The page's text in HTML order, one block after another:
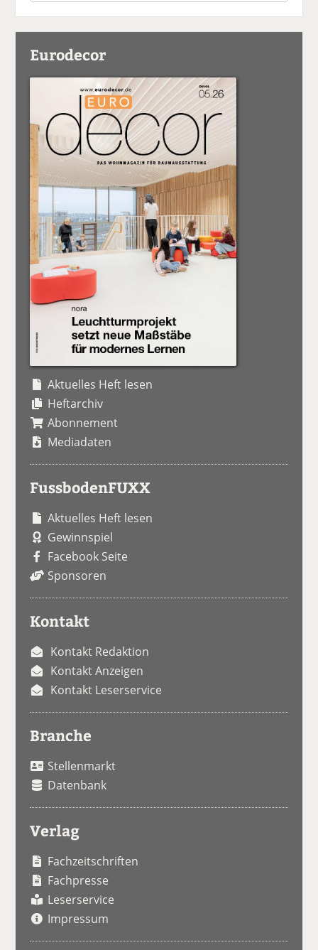
Eurodecor
Aktuelles Heft lesen
Heftarchiv
Abonnement
Mediadaten
FussbodenFUXX
Aktuelles Heft lesen
Gewinnspiel
Facebook Seite
Sponsoren
Kontakt
Kontakt Redaktion
Kontakt Anzeigen
Kontakt Leserservice
Branche
Stellenmarkt
Datenbank
Verlag
Fachzeitschriften
Fachpresse
Leserservice
Impressum